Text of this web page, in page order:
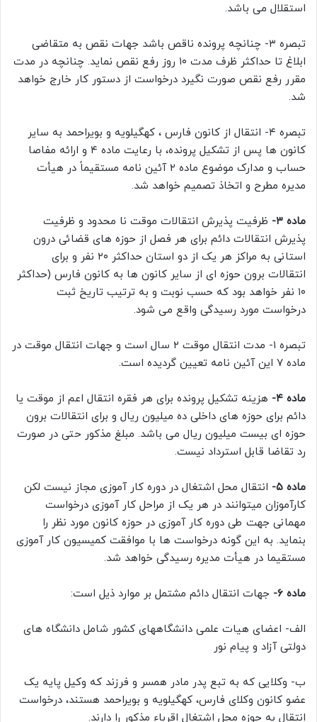
استقلال می باشد.
تبصره ۳- چنانچه پرونده ناقص باشد جهات نقص به متقاضی
ابلاغ تا حداکثر ظرف مدت ۱۰ روز رفع نقص نماید. چنانچه در مدت
مقرر رفع نقص صورت نگیرد درخواست از دستور کار خارج خواهد
شد.
تبصره ۴- انتقال از کانون فارس ، کهگیلویه و بویراحمد به سایر
کانون ها پس از تشکیل پرونده، با رعایت ماده ۴ و ارائه مفاصا
حساب و مدارک موضوع ماده ۲ آئین نامه مستقیماً در هیأت
مدیره مطرح و اتخاذ تصمیم خواهد شد.
ماده ۳-
ظرفیت پذیرش انتقالات موقت نا محدود و ظرفیت
پذیرش انتقالات دائم برای هر فصل از حوزه های قضائی درون
استانی به مراکز هر یک از دو استان حداکثر ۲۰ نفر و برای
انتقالات برون حوزه ای از سایر کانون ها به کانون فارس (حداکثر
۱۰ نفر خواهد بود که حسب نوبت و به ترتیب تاریخ ثبت
درخواست مورد رسیدگی واقع می شود.
تبصره ۱- مدت انتقال موقت ۲ سال است و جهات انتقال موقت در
ماده ۷ این آئین نامه تعیین گردیده است.
ماده ۴-
هزینه تشکیل پرونده برای هر فقره انتقال اعم از موقت یا
دائم برای حوزه های داخلی ده میلیون ریال و برای انتقالات برون
حوزه ای بیست میلیون ریال می باشد. مبلغ مذکور حتی در صورت
رد تقاضا قابل استرداد نیست.
ماده ۵-
انتقال محل اشتغال در دوره کار آموزی مجاز نیست لکن
کارآموزان میتوانند در هر یک از مراحل کار آموزی درخواست
مهمانی جهت طی دوره کار آموزی در حوزه کانون مورد نظر را
بنماید. به این گونه درخواست ها با موافقت کمیسیون کار آموزی
مستقیما در هیأت مدیره رسیدگی خواهد شد.
ماده ۶- جهات انتقال دائم مشتمل بر موارد ذیل است:
الف- اعضای هیات علمی دانشگاههای کشور شامل دانشگاه های
دولتی آزاد و پیام نور
ب- وکلایی که به تبع پدر مادر همسر و فرزند که وکیل پایه یک
عضو کانون وکلای فارس، کهگیلویه و بویراحمد هستند، درخواست
انتقال به حوزه محل اشتغال اقرباء مذکور را دارند.